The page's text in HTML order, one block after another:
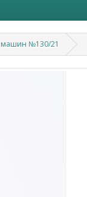
машин №130/21